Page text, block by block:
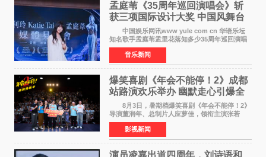
孟庭苇《35周年巡回演唱会》斩
获三项国际设计大奖 中国风舞台
美学获全球认可
中国娱乐网讯www yule com cn 华语乐坛
知名歌手孟庭苇孟里花落知多少35周年巡回演唱
会再传喜讯。该演唱会先后荣获美国MUSE
Creative Awards白金奖（Platinum Winner）、
英国London Design
音乐新闻
爆笑喜剧《年会不能停！2》成都
站路演欢乐举办 幽默走心引爆全
场共鸣
8月3日，暑期档爆笑喜剧《年会不能停！2》
导演董润年、总制片人应萝佳，领衔主演张若
昀、白客，惊喜出演庄达菲，特别主演孙艺洲，
特别出演田雨，友情出演欧阳奋强出席成都路
演，与观众近距离互
影视新闻
演员凌嘉出道四周年，刘诗语和